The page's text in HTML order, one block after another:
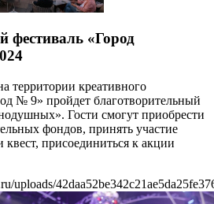
фестиваль «Город
территории креативного
№ 9» пройдет благотворительный
Гости смогут приобрести
фондов, принять участие
квест, присоединиться к акции
uploads/